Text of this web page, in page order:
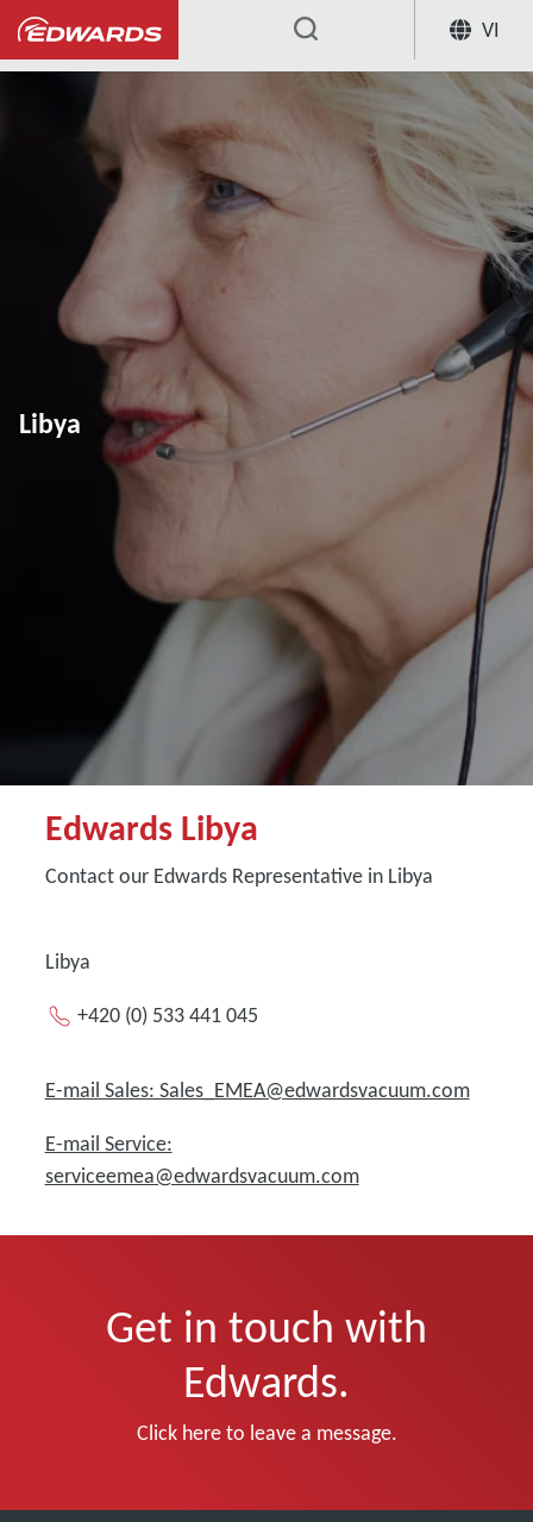
VI
...
Libya
Edwards Libya
Contact our Edwards Representative in Libya
Libya
+420 (0) 533 441 045
E-mail Sales: Sales_EMEA@edwardsvacuum.com
E-mail Service:
serviceemea@edwardsvacuum.com
Get in touch with
Edwards.
Click here to leave a message.